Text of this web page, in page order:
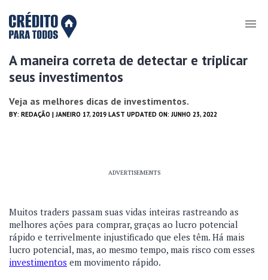
A maneira correta de detectar e triplicar
seus investimentos
Veja as melhores dicas de investimentos.
BY: REDAÇÃO | JANEIRO 17, 2019 LAST UPDATED ON: JUNHO 23, 2022
ADVERTISEMENTS
Muitos traders passam suas vidas inteiras rastreando as
melhores ações para comprar, graças ao lucro potencial
rápido e terrivelmente injustificado que eles têm. Há mais
lucro potencial, mas, ao mesmo tempo, mais risco com esses
investimentos em movimento rápido.